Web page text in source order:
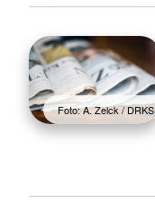
Foto: A. Zelck / DRKS